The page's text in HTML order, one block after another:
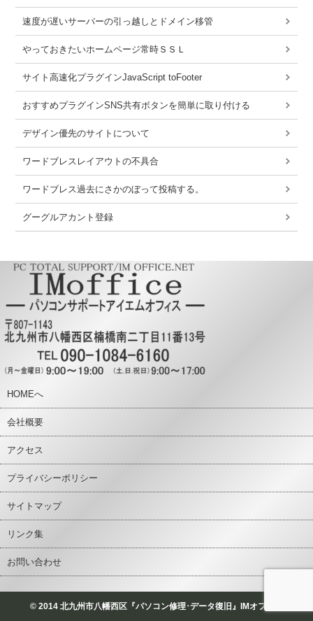
速度が遅いサーバーの引っ越しとドメイン移管
やっておきたいホームページ常時ＳＳＬ
サイト高速化プラグインJavaScript toFooter
おすすめプラグインSNS共有ボタンを簡単に取り付ける
デザイン優先のサイトについて
ワードブレスレイアウトの不具合
ワードブレス過去にさかのぼって投稿する。
グーグルアカント登録
HOMEへ
会社概要
アクセス
プライバシーポリシー
サイトマップ
リンク集
お問い合わせ
© 2014 北九州市八幡西区『パソコン修理･データ復旧』IMオフィス